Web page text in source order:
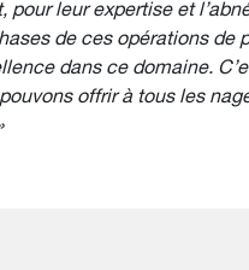
pour leur expertise et
de ces opérations de
dans ce domaine.
offrir à tous les